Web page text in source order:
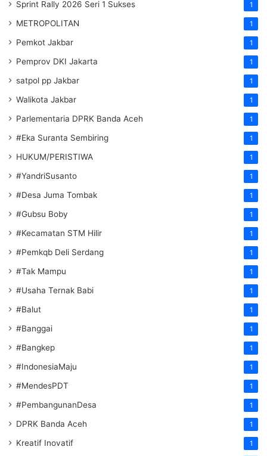
Sprint Rally 2026 Seri 1 Sukses 1
METROPOLITAN 1
Pemkot Jakbar 1
Pemprov DKI Jakarta 1
satpol pp Jakbar 1
Walikota Jakbar 1
Parlementaria DPRK Banda Aceh 1
#Eka Suranta Sembiring 1
HUKUM/PERISTIWA 1
#YandriSusanto 1
#Desa Juma Tombak 1
#Gubsu Boby 1
#Kecamatan STM Hilir 1
#Pemkqb Deli Serdang 1
#Tak Mampu 1
#Usaha Ternak Babi 1
#Balut 1
#Banggai 1
#Bangkep 1
#IndonesiaMaju 1
#MendesPDT 1
#PembangunanDesa 1
DPRK Banda Aceh 1
Kreatif Inovatif 1